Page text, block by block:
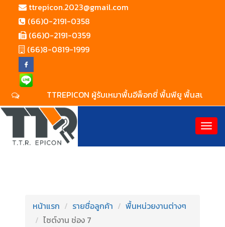
ttrepicon.2023@gmail.com
(66)0-2191-0358
(66)0-2191-0359
(66)8-0819-1999
TTREPICON ผู้รับเหมาพื้นอีพ็อกซี่ พื้นพียู พื้นสนามกี
หน้าแรก รายชื่อลูกค้า
พื้นหน่วยงานต่างๆ
ไซต์งาน ช่อง 7